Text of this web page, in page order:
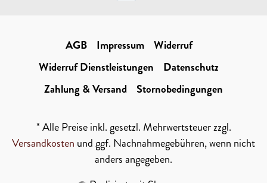
AGB Impressum
Widerruf
Widerruf Dienstleistungen
Datenschutz
Zahlung & Versand
Stornobedingungen
* Alle Preise inkl. gesetzl. Mehrwertsteuer zzgl.
Versandkosten und ggf. Nachnahmegebühren, wenn nicht
anders angegeben.